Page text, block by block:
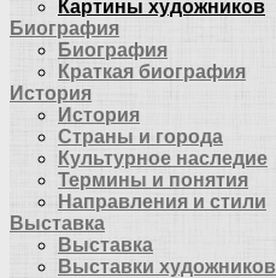
Картины художников
Биография
Биография
Краткая биография
История
История
Страны и города
Культурное наследие
Термины и понятия
Направления и стили
Выставка
Выставка
Выставки художников